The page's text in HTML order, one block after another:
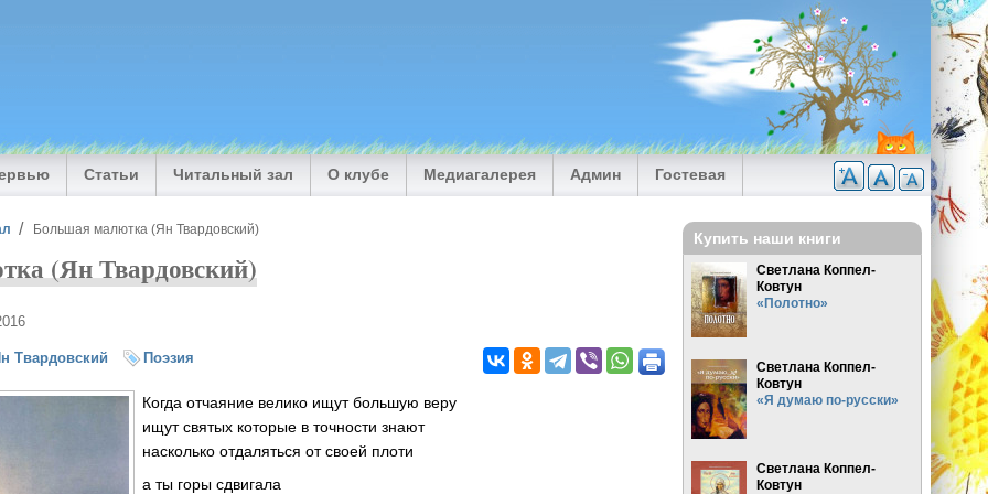
Статьи Читальный зал О клубе Медиагалерея Админ Гостевая
Большая малютка (Ян Твардовский)
(Ян Твардовский)
Твардовский Поэзия
Когда отчаяние велико ищут большую веру
ищут святых которые в точности знают
насколько отдаляться от своей плоти
а ты горы сдвигала
Купить наши книги
Светлана Коппел-
Ковтун
«Полотно»
Светлана Коппел-
Ковтун
«Я думаю по-русски»
Светлана Коппел-
Ковтун